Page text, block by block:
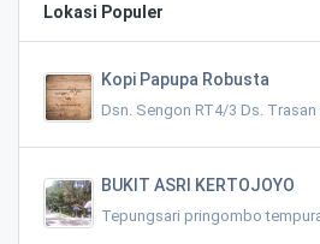
Lokasi Populer
Kopi Papupa Robusta
Dsn. Sengon RT4/3 Ds.
BUKIT ASRI KERTOJOYO
Tepungsari pringombo